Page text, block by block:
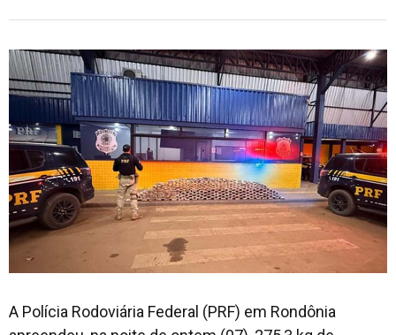
A Polícia Rodoviária Federal (PRF) em Rondônia